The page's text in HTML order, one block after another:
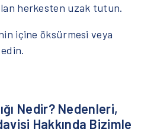
herkesten uzak tutun.
içine öksürmesi veya
Nedir? Nedenleri,
Hakkında Bizimle